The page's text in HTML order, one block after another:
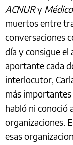
ACNURy
muertos entre
conversaciones
día y consigue el
aportante cada
interlocutor,
más importantes
habló ni conoció
organizaciones.
esas